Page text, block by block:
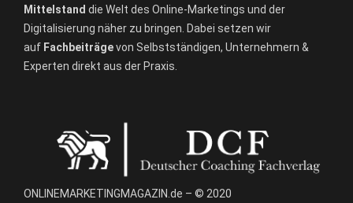
Mittelstand die Welt des Online-Marketings und der
Digitalisierung näher zu bringen. Dabei setzen wir
auf Fachbeiträgevon Selbstständigen, Unternehmern &
Experten direkt aus der Praxis.
ONLINEMARKETINGMAGAZIN.de – © 2020